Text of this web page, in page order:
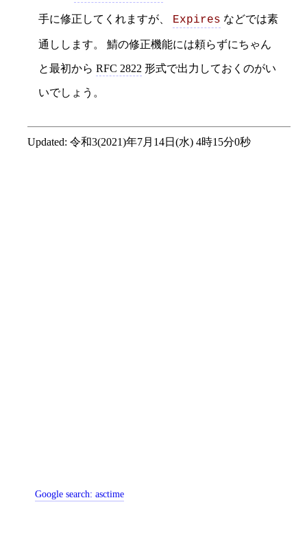
手に修正してくれますが、 Expires などでは素
通しします。 鯖の修正機能には頼らずにちゃん
と最初から RFC 2822 形式で出力しておくのがい
いでしょう。
Updated: 令和3(2021)年7月14日(水) 4時15分0秒
Google search:asctime